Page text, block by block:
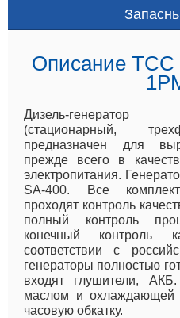
Описание
Дизель-генератор
(стационарный,
предназначен для
прежде всего в
электропитания.
SA-400. Все
проходят контроль
полный контроль
конечный контроль
соответствии с
генераторы полностью
входят глушители, АКБ.
маслом и охлаждающей
часовую обкатку.